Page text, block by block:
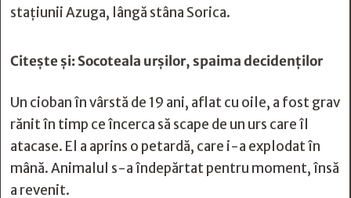
stațiunii Azuga, lângă stâna Sorica.
Citește și:Socoteala urşilor, spaima decidenţilor
Un cioban în vârstă de 19 ani, aflat cu oile, a fost grav
rănit în timp ce încerca să scape de un urs care îl
atacase. El a aprins o petardă, care i-a explodat în
mână. Animalul s-a îndepărtat pentru moment, însă
a revenit.